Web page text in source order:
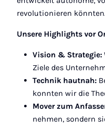
revolutionieren
Unsere Highlights vor
Vision & Strategie:
Ziele des
Technik hautnah:
konnten wir die
Mover zum
nehmen, sondern